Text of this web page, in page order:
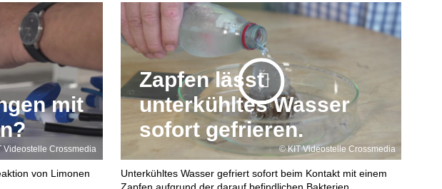
mit
Videostelle Crossmedia
von Limonen
Zapfen lässt
unterkühltes Wasser
sofort gefrieren.
KIT Videostelle Crossmedia
Unterkühltes Wasser gefriert sofort beim Kontakt mit einem